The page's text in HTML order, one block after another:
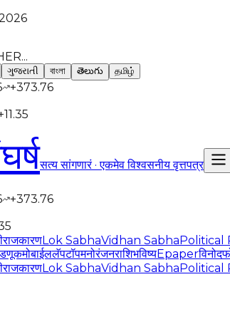
ગુજરાતી বাংলা తెలుగు தமிழ்
+373.76
11.35
सत्य सांगणारं · एकमेव विश्वसनीय वृत्तपत्र
+373.76
राजकारणLok SabhaVidhan SabhaPolitical
मोबाईललॅपटॉपमनोरंजनराशिभविष्यEpaperविनोद
राजकारणLok SabhaVidhan SabhaPolitical